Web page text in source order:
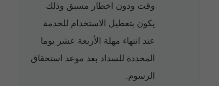
وقت ودون اخطار مسبق وذلك
يكون بتعطيل الاستخدام للخدمة
عند انتهاء مهلة الأربعة عشر يوما
المحددة للسداد بعد موعد استحقاق
الرسوم.